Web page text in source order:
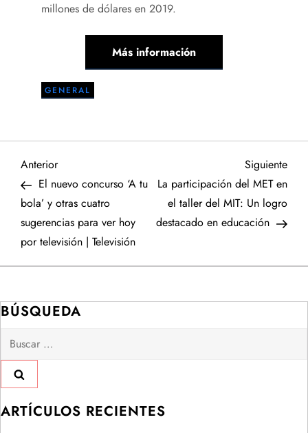
millones de dólares en 2019.
Más información
GENERAL
N
a
v
e
g
a
c
i
Entrada
anterior
Anterior
El nuevo concurso ‘A tu
bola’ y otras cuatro
sugerencias para ver hoy
por televisión | Televisión
Siguiente
La participación del MET en
el taller del MIT: Un logro
destacado en educación
BÚSQUEDA
Buscar:
ARTÍCULOS RECIENTES